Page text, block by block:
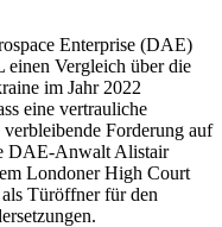
Enterprise (DAE)
Vergleich über die
im Jahr 2022
eine vertrauliche
Forderung auf
DAE-Anwalt Alistair
Londoner High Court
Türöffner für den